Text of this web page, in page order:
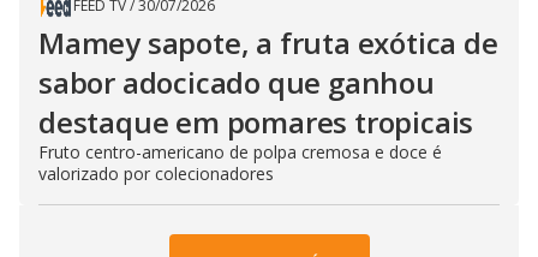
FEED TV/30/07/2026
Mamey sapote, a fruta exótica de
sabor adocicado que ganhou
destaque em pomares tropicais
Fruto centro-americano de polpa cremosa e doce é
valorizado por colecionadores